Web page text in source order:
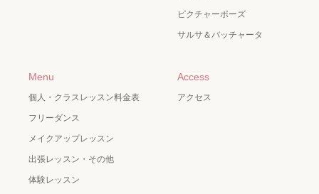
ピクチャーポーズ
サルサ＆バッチャータ
Menu
個人・クラスレッスン料金表
フリーダンス
メイクアップレッスン
出張レッスン・その他
体験レッスン
Access
アクセス